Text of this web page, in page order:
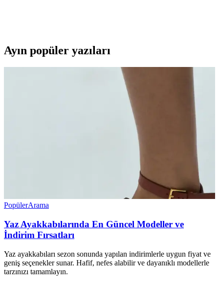
Ayın popüler yazıları
PopülerArama
Yaz Ayakkabılarında En Güncel Modeller ve
İndirim Fırsatları
Yaz ayakkabıları sezon sonunda yapılan indirimlerle uygun fiyat ve
geniş seçenekler sunar. Hafif, nefes alabilir ve dayanıklı modellerle
tarzınızı tamamlayın.